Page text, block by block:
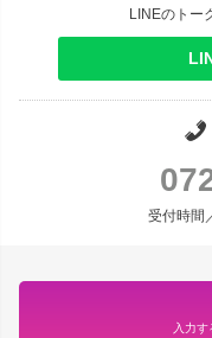
LINEのトー
受付時間
入力す